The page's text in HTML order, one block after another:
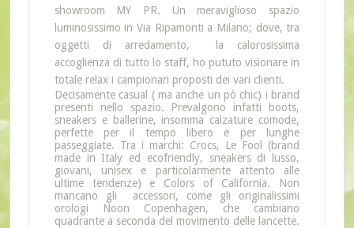
showroom MY PR. Un meraviglioso spazio
luminosissimo in Via Ripamonti a Milano; dove, tra
oggetti di arredamento, la calorosissima
accoglienza di tutto lo staff, ho pututo visionare in
totale relax i campionari proposti dei vari clienti.
Decisamente casual ( ma anche un pò chic) i brand
presenti nello spazio. Prevalgono infatti boots,
sneakers e ballerine, insomma calzature comode,
perfette per il tempo libero e per lunghe
passeggiate. Tra i marchi: Crocs, Le Fool (brand
made in Italy ed ecofriendly, sneakers di lusso,
giovani, unisex e particolarmente attento alle
ultime tendenze) e Colors of California. Non
mancano gli accessori, come gli originalissimi
orologi Noon Copenhagen, che cambiano
quadrante a seconda del movimento delle lancette.